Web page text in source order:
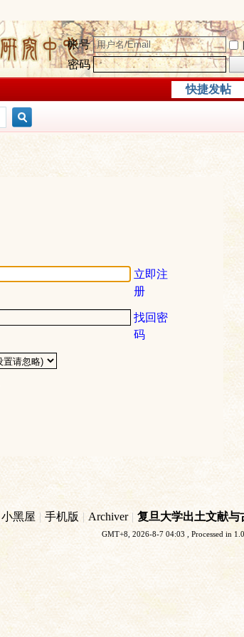
帐号
密码
快捷发帖
立即注
册
找回密
码
小黑屋 | 手机版 | Archiver | 复旦大学出土文献与
GMT+8, 2026-8-7 04:03 , Processed in